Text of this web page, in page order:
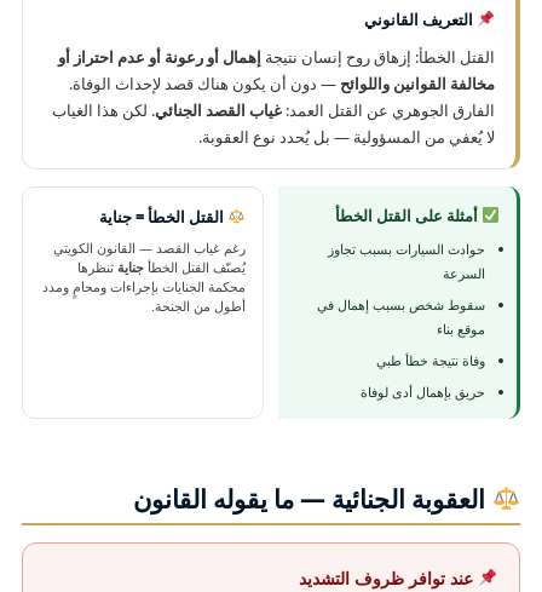
التعريف القانوني
القتل الخطأ: إزهاق روح إنسان نتيجة إهمال أو رعونة أو عدم احتراز أو
مخالفة القوانين واللوائح — دون أن يكون هناك قصد لإحداث الوفاة.
الفارق الجوهري عن القتل العمد: غياب القصد الجنائي. لكن هذا الغياب
لا يُعفي من المسؤولية — بل يُحدد نوع العقوبة.
أمثلة على القتل الخطأ
حوادث السيارات بسبب تجاوز
السرعة
سقوط شخص بسبب إهمال في
موقع بناء
وفاة نتيجة خطأ طبي
حريق بإهمال أدى لوفاة
القتل الخطأ = جناية
رغم غياب القصد — القانون الكويتي
يُصنّف القتل الخطأ جناية تنظرها
محكمة الجنايات بإجراءات ومحامٍ ومدد
أطول من الجنحة.
العقوبة الجنائية — ما يقوله القانون
عند توافر ظروف التشديد